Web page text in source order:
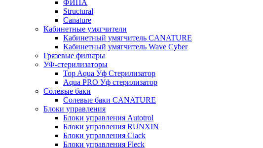
ФИПА
Structural
Canature
Кабинетные умягчители
Кабинетный умягчитель CANATURE
Кабинетный умягчитель Wave Cyber
Грязевые фильтры
УФ-стерилизаторы
Top Aqua Уф Стерилизатор
Aqua PRO Уф стерилизатор
Солевые баки
Солевые баки CANATURE
Блоки управления
Блоки управления Autotrol
Блоки управления RUNXIN
Блоки управления Clack
Блоки управления Fleck